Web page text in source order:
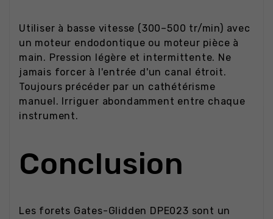
Utiliser à basse vitesse (300–500 tr/min) avec
un moteur endodontique ou moteur pièce à
main. Pression légère et intermittente. Ne
jamais forcer à l'entrée d'un canal étroit.
Toujours précéder par un cathétérisme
manuel. Irriguer abondamment entre chaque
instrument.
Conclusion
Les forets Gates-Glidden DPE023 sont un